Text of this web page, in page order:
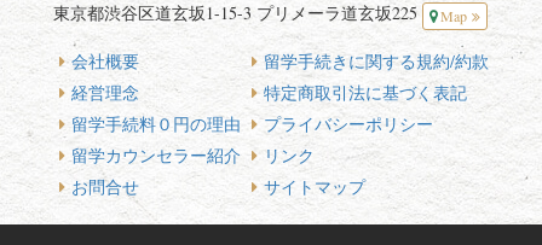
東京都渋谷区道玄坂1-15-3 プリメーラ道玄坂225
Map
会社概要
経営理念
留学手続料０円の理由
留学カウンセラー紹介
お問合せ
留学手続きに関する規約/約款
特定商取引法に基づく表記
プライバシーポリシー
リンク
サイトマップ